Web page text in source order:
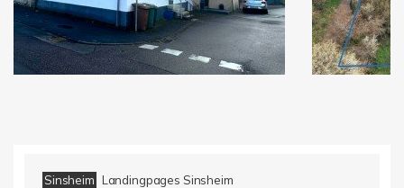
Sinsheim Landingpages Sinsheim